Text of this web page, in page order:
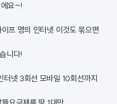
요~!
프 명의 인터넷 이것도 묶으면
니다!
넷 3회선 모바일 10회선까지